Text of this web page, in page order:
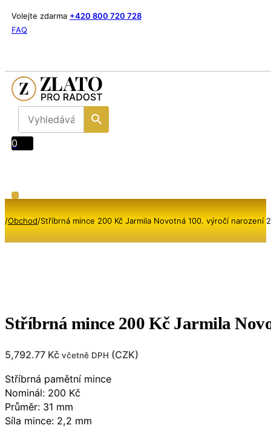
Volejte zdarma +420 800 720 728
FAQ
0
/Obchod/Stříbrná mince 200 Kč Jarmila Novotná 100. výročí narození
Stříbrná mince 200 Kč Jarmila
5,792.77 Kč včetně DPH (CZK)
Stříbrná pamětní mince
Nominál: 200 Kč
Průměr: 31 mm
Síla mince: 2,2 mm